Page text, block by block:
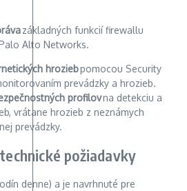
základných funkcií firewallu
Alto Networks.
hroziebpomocou Security
prevádzky a hrozieb.
profilovna detekciu a
vrátane hrozieb z neznámych
prevádzky.
požiadavky
denne) a je navrhnuté pre